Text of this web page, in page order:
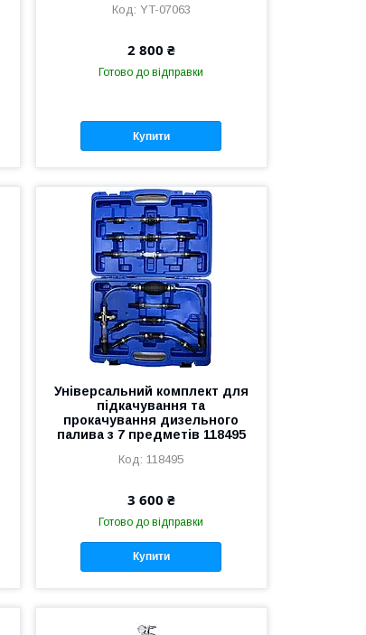
YT-07063
2 800 ₴
Готово до відправки
Купити
Універсальний комплект для
підкачування та
прокачування дизельного
палива з 7 предметів 118495
118495
3 600 ₴
Готово до відправки
Купити